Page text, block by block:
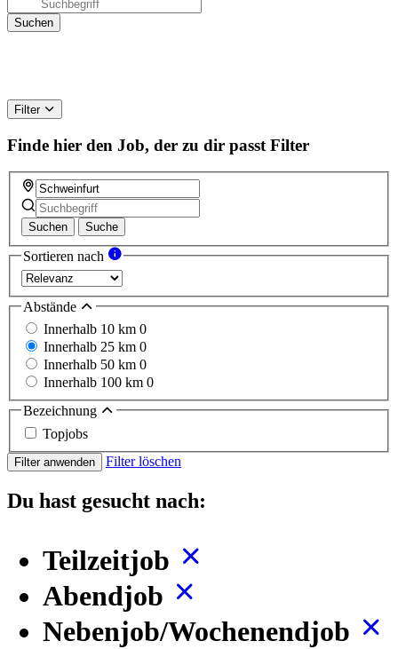
Filter
Finde hier den Job, der zu dir passt Filter
Suchen Suche
Sortieren nach
Abstände
Innerhalb 10 km 0
Innerhalb 25 km 0
Innerhalb 50 km 0
Innerhalb 100 km 0
Bezeichnung
Topjobs
Filter anwenden Filter löschen
Du hast gesucht nach:
Teilzeitjob
Abendjob
Nebenjob/Wochenendjob